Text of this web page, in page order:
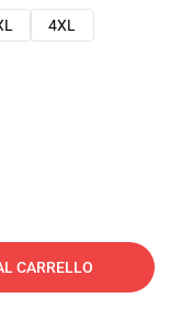
4XL
CARRELLO